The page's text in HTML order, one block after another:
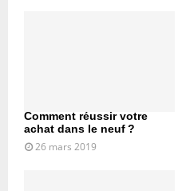
Comment réussir votre
achat dans le neuf ?
26 mars 2019